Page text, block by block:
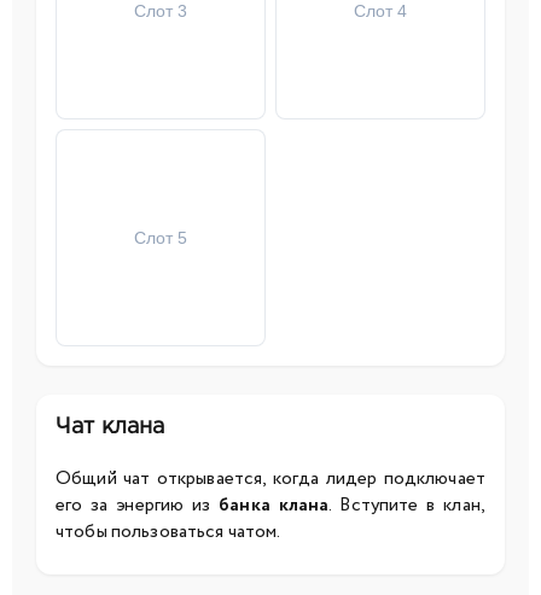
Слот 3 Слот 4
Слот 5
Чат клана
Общий чат открывается, когда лидер подключает
его за энергию из банка клана. Вступите в клан,
чтобы пользоваться чатом.